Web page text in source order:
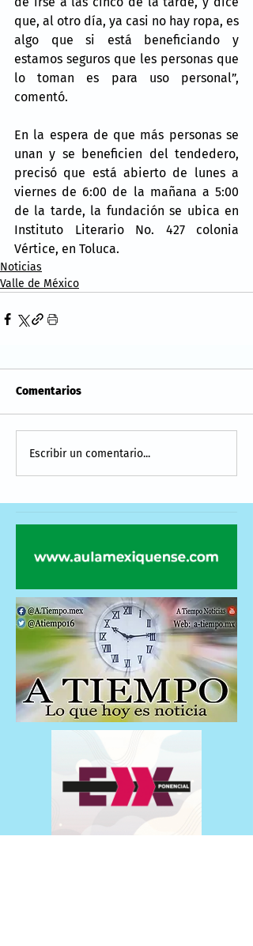
que, al otro día, ya casi no hay ropa, es
algo que si está beneficiando y
estamos seguros que les personas que
lo toman es para uso personal”,
comentó.
En la espera de que más personas se
unan y se beneficien del tendedero,
precisó que está abierto de lunes a
viernes de 6:00 de la mañana a 5:00
de la tarde, la fundación se ubica en
Instituto Literario No. 427 colonia
Vértice, en Toluca.
Noticias
Valle de México
Comentarios
Escribir un comentario...